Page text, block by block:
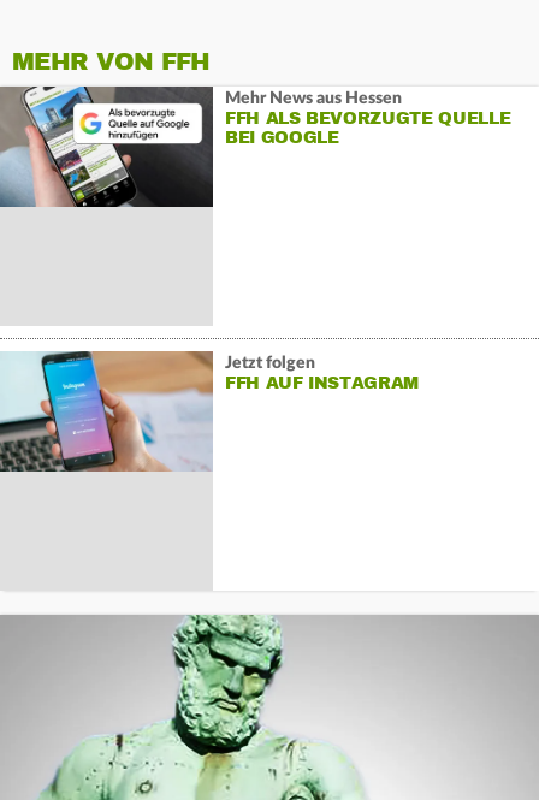
MEHR VON FFH
Mehr News aus Hessen
FFH ALS BEVORZUGTE QUELLE
BEI GOOGLE
Jetzt folgen
FFH AUF INSTAGRAM